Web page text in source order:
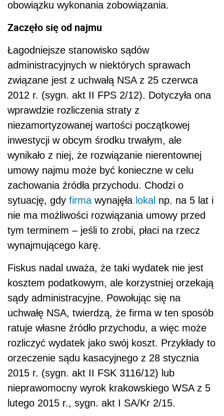
obowiązku wykonania zobowiązania.
Zaczęło się od najmu
Łagodniejsze stanowisko sądów
administracyjnych w niektórych sprawach
związane jest z uchwałą NSA z 25 czerwca
2012 r. (sygn. akt II FPS 2/12). Dotyczyła ona
wprawdzie rozliczenia straty z
niezamortyzowanej wartości początkowej
inwestycji w obcym środku trwałym, ale
wynikało z niej, że rozwiązanie nierentownej
umowy najmu może być konieczne w celu
zachowania źródła przychodu. Chodzi o
sytuację, gdy firma wynajęła lokal np. na 5 lat i
nie ma możliwości rozwiązania umowy przed
tym terminem – jeśli to zrobi, płaci na rzecz
wynajmującego karę.
Fiskus nadal uważa, że taki wydatek nie jest
kosztem podatkowym, ale korzystniej orzekają
sądy administracyjne. Powołując się na
uchwałę NSA, twierdzą, że firma w ten sposób
ratuje własne źródło przychodu, a więc może
rozliczyć wydatek jako swój koszt. Przykłady to
orzeczenie sądu kasacyjnego z 28 stycznia
2015 r. (sygn. akt II FSK 3116/12) lub
nieprawomocny wyrok krakowskiego WSA z 5
lutego 2015 r., sygn. akt I SA/Kr 2/15.